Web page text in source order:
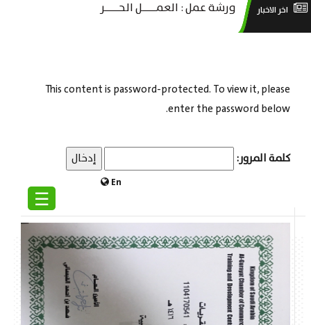
En
☰
التقديم الالكترونى
اخر الاخبار ورشة عمل : العمـــــل الحـــــر
This content is password-protected. To view it, please
enter the password below.
كلمة المرور: